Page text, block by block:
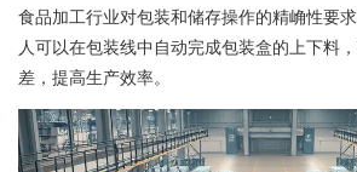
食品加工行业对包装和储存操作的精崅性要
人可以在包装线中自动完成包装盒的上下料
差，提高生产效率。